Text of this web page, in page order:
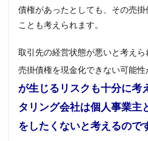
債権があったとしても、その売
ことも考えられます。
取引先の経営状態が悪いと考え
売掛債権を現金化できない可能性
が生じるリスクも十分に考
タリング会社は個人事業主
をしたくないと考えるので